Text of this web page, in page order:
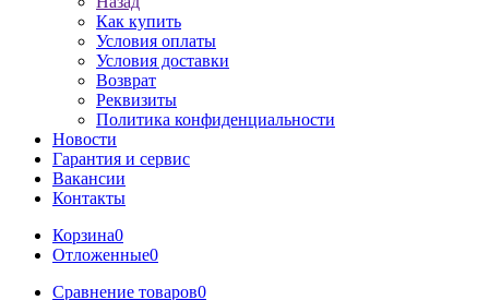
Как купить
Условия оплаты
Условия доставки
Возврат
Реквизиты
Политика конфиденциальности
Новости
Гарантия и сервис
Вакансии
Контакты
Корзина0
Отложенные0
Сравнение товаров0